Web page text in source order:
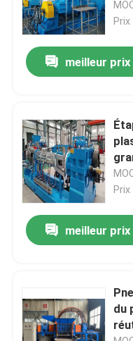
Maison
Prix
meilleur prix
Prix
meilleur prix
du